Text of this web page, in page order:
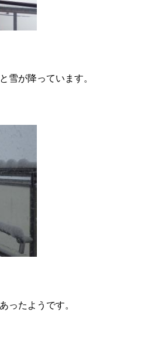
雪が降っています。
ったようです。